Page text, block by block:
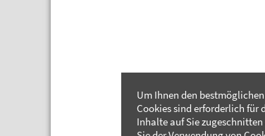
Um Ihnen den
Cookies sind erforderlich für
Inhalte auf Sie